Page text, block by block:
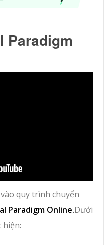
Paradigm
quy trình chuyển
Paradigm Online.Dưới
hiện: